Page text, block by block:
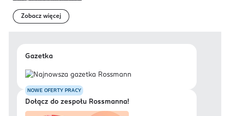
Zobacz więcej
Gazetka
NOWE OFERTY PRACY
Dołącz do zespołu Rossmanna!